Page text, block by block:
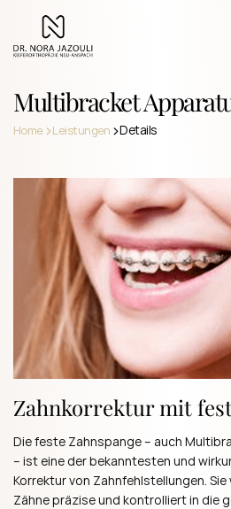
Multibracket
Home>Leistungen >Details
Zahnkorrektur mit
Die feste Zahnspange – auch
– ist eine der bekanntesten und
Korrektur von Zahnfehlstellungen.
Zähne präzise und kontrolliert in die